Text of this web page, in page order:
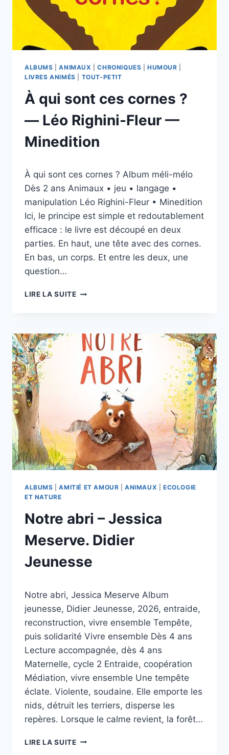
—
MINEDITION
ALBUMS |ANIMAUX |CHRONIQUES |HUMOUR
LIVRES ANIMÉS
TOUT-PETIT
À qui sont ces cornes ?
— Léo Righini-Fleur —
Minedition
esther.vernier@gmail.com
À qui sont ces cornes ? Album méli-mélo
Dès 2 ans Animaux • jeu • langage •
manipulation Léo Righini-Fleur • Minedition
Ici, le principe est simple et redoutablement
efficace : le livre est découpé en deux
parties. En haut, une tête avec des cornes.
En bas, un corps. Et entre les deux, une
question…
LIRE LA SUITEÀ
CORNES
LÉO
RIGHINI-
MINEDITION
ALBUMS |AMITIÉ ET AMOUR |ANIMAUX |ECOLOGIE
ET NATURE
Notre abri – Jessica
Meserve. Didier
Jeunesse
esther.vernier@gmail.com
Notre abri, Jessica Meserve Album
jeunesse, Didier Jeunesse, 2026, entraide,
reconstruction, vivre ensemble Tempête,
puis solidarité Vivre ensemble Dès 4 ans
Lecture accompagnée, dès 4 ans
Maternelle, cycle 2 Entraide, coopération
Médiation, vivre ensemble Une tempête
éclate. Violente, soudaine. Elle emporte les
nids, détruit les terriers, disperse les
repères. Lorsque le calme revient, la forêt…
LIRE LA SUITENOTRE